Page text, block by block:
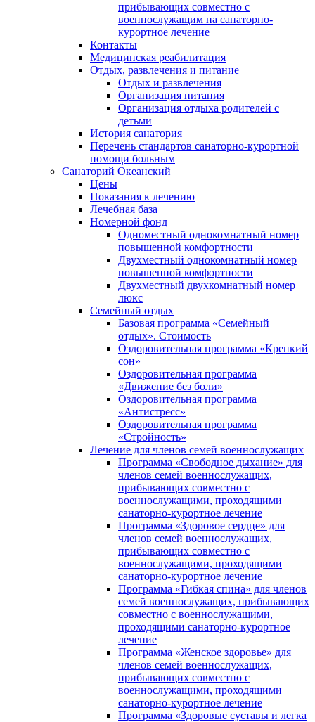
прибывающих совместно с
военнослужащим на санаторно-
курортное лечение
Контакты
Медицинская реабилитация
Отдых, развлечения и питание
Отдых и развлечения
Организация питания
Организация отдыха родителей с
детьми
История санатория
Перечень стандартов санаторно-курортной
помощи больным
Санаторий Океанский
Цены
Показания к лечению
Лечебная база
Номерной фонд
Одноместный однокомнатный номер
повышенной комфортности
Двухместный однокомнатный номер
повышенной комфортности
Двухместный двухкомнатный номер
люкс
Семейный отдых
Базовая программа «Семейный
отдых». Стоимость
Оздоровительная программа «Крепкий
сон»
Оздоровительная программа
«Движение без боли»
Оздоровительная программа
«Антистресс»
Оздоровительная программа
«Стройность»
Лечение для членов семей военнослужащих
Программа «Свободное дыхание» для
членов семей военнослужащих,
прибывающих совместно с
военнослужащими, проходящими
санаторно-курортное лечение
Программа «Здоровое сердце» для
членов семей военнослужащих,
прибывающих совместно с
военнослужащими, проходящими
санаторно-курортное лечение
Программа «Гибкая спина» для членов
семей военнослужащих, прибывающих
совместно с военнослужащими,
проходящими санаторно-курортное
лечение
Программа «Женское здоровье» для
членов семей военнослужащих,
прибывающих совместно с
военнослужащими, проходящими
санаторно-курортное лечение
Программа «Здоровые суставы и легка